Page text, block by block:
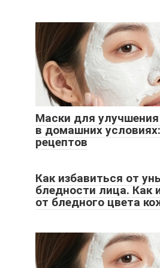
Маски для
в домашних
рецептов
Как избавиться от
бледности лица. Как
от бледного цвета